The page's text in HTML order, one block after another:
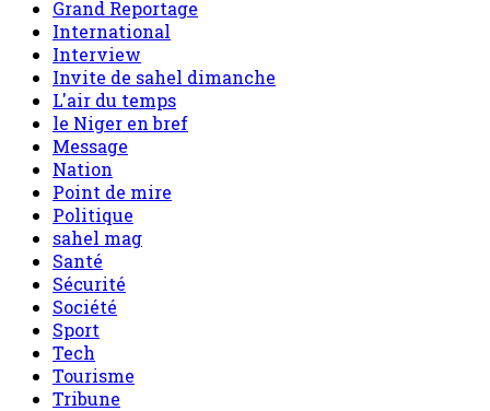
Grand Reportage
International
Interview
Invite de sahel dimanche
L'air du temps
le Niger en bref
Message
Nation
Point de mire
Politique
sahel mag
Santé
Sécurité
Société
Sport
Tech
Tourisme
Tribune